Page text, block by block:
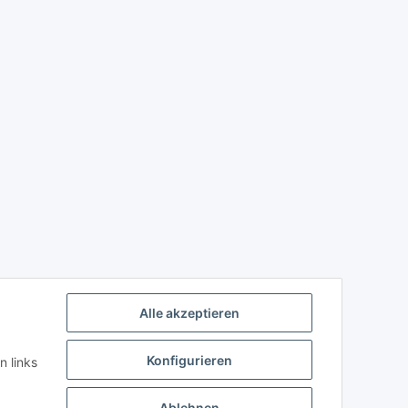
Alle akzeptieren
Konfigurieren
links